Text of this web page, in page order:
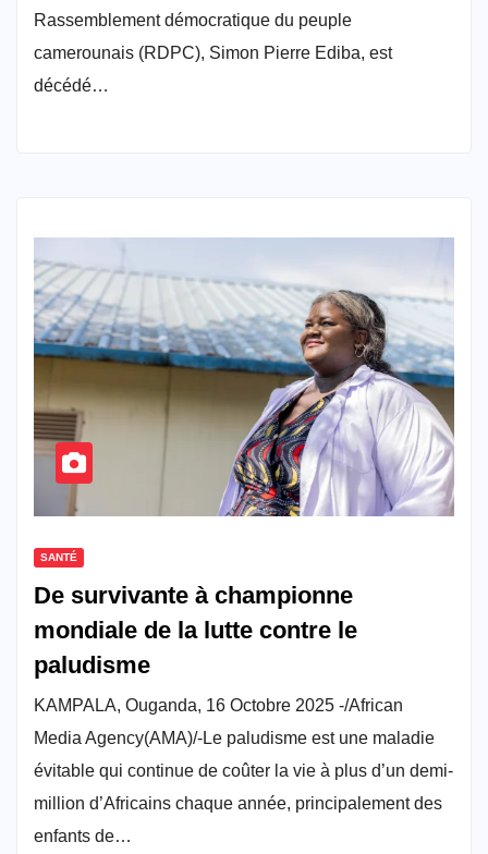
Rassemblement démocratique du peuple
camerounais (RDPC), Simon Pierre Ediba, est
décédé…
SANTÉ
De survivante à championne
mondiale de la lutte contre le
paludisme
KAMPALA, Ouganda, 16 Octobre 2025 -/African
Media Agency(AMA)/-Le paludisme est une maladie
évitable qui continue de coûter la vie à plus d’un demi-
million d’Africains chaque année, principalement des
enfants de…